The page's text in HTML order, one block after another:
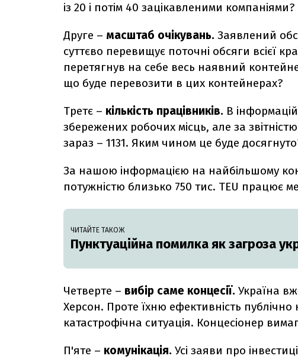
із 20 і потім 40 зацікавленими компаніями?
Друге – масштаб очікувань. Заявлений
суттєво перевищує поточні обсяги всієї
перетягнув на себе весь наявний
що буде перевозити в цих контейнерах?
Третє – кількість працівників. В
збережених робочих місць, але за
зараз – 1131. Яким чином це буде
За нашою інформацією на найбільшому
потужністю близько 750 тис. TEU працює
ЧИТАЙТЕ ТАКОЖ
Пунктуаційна помилка як загроза
Четверте – вибір саме концесії. Україна
Херсон. Проте їхню ефективність публічно
катастрофічна ситуація. Концесіонер
П'яте – комунікація. Усі заяви про